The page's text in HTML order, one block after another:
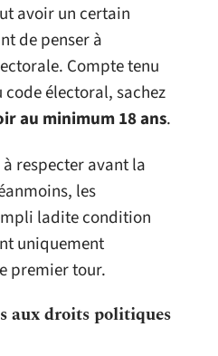
avoir un certain
de penser à
Compte tenu
électoral, sachez
au minimum 18 ans.
respecter avant la
les
ladite condition
uniquement
premier tour.
aux droits politiques